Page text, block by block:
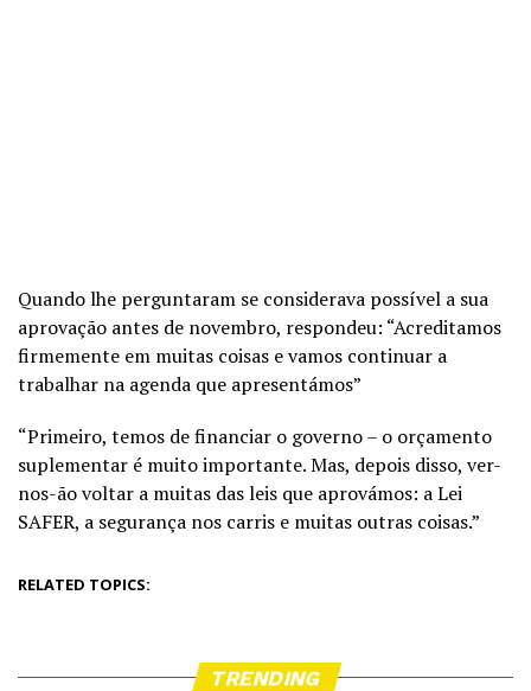
Quando lhe perguntaram se considerava possível a sua
aprovação antes de novembro, respondeu: “Acreditamos
firmemente em muitas coisas e vamos continuar a
trabalhar na agenda que apresentámos”
“Primeiro, temos de financiar o governo – o orçamento
suplementar é muito importante. Mas, depois disso, ver-
nos-ão voltar a muitas das leis que aprovámos: a Lei
SAFER, a segurança nos carris e muitas outras coisas.”
RELATED TOPICS:
TRENDING